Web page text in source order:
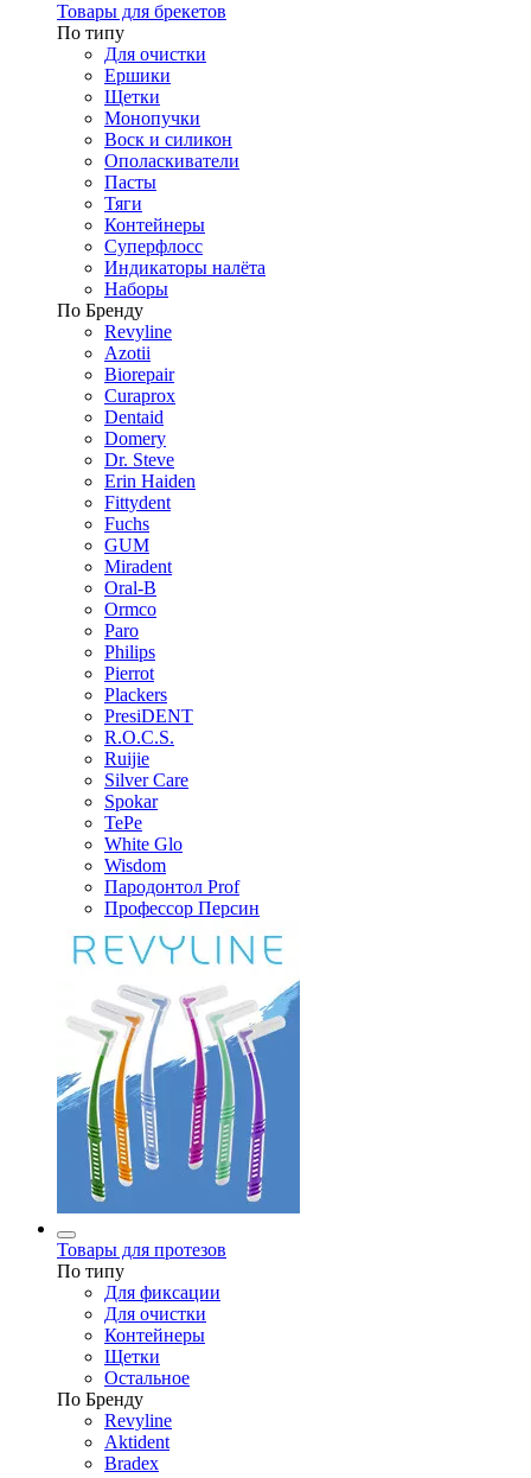
Товары для брекетов
По типу
Для очистки
Ершики
Щетки
Монопучки
Воск и силикон
Ополаскиватели
Пасты
Тяги
Контейнеры
Суперфлосс
Индикаторы налёта
Наборы
По Бренду
Revyline
Azotii
Biorepair
Curaprox
Dentaid
Domery
Dr. Steve
Erin Haiden
Fittydent
Fuchs
GUM
Miradent
Oral-B
Ormco
Paro
Philips
Pierrot
Plackers
PresiDENT
R.O.C.S.
Ruijie
Silver Care
Spokar
TePe
White Glo
Wisdom
Пародонтол Prof
Профессор Персин
Товары для протезов
По типу
Для фиксации
Для очистки
Контейнеры
Щетки
Остальное
По Бренду
Revyline
Aktident
Bradex